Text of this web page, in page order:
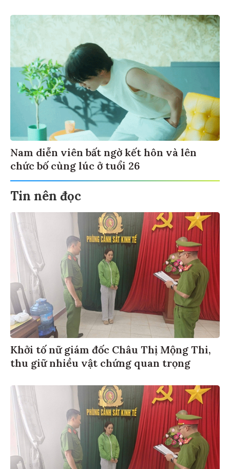
Nam diễn viên bất ngờ kết hôn và lên
chức bố cùng lúc ở tuổi 26
Tin nên đọc
Khởi tố nữ giám đốc Châu Thị Mộng Thi,
thu giữ nhiều vật chứng quan trọng